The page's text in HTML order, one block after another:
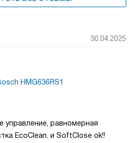
30.04.2025
HMG636RS1
управление, равномерная
EcoClean. и SoftClose ok!!